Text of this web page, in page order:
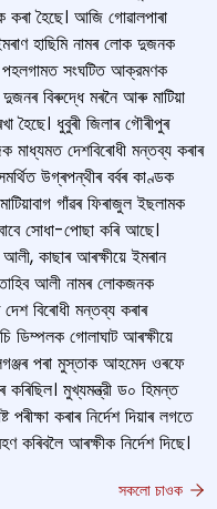
হৈছে। আজি গোৱালপাৰা
হাছিমি নামৰ লোক দুজনক
সংঘটিত আক্রমণক
দুজনৰ বিৰুদ্ধে মৰনৈ আৰু মাটিয়া
ধুবুৰী জিলাৰ গৌৰীপুৰ
মাধ্যমত দেশবিৰোধী মন্তব্য কৰাৰ
উগ্ৰপন্থীৰ বৰ্বৰ কাণ্ডক
গাঁৱৰ ফিৰাজুল ইছলামক
সোধা-পোছা কৰি আছে।
কাছাৰ আৰক্ষীয়ে ইমৰান
আলী নামৰ লোকজনক
বিৰোধী মন্তব্য কৰাৰ
ডিম্পলক গোলাঘাট আৰক্ষীয়ে
পৰা মুস্তাক আহমেদ ওৰফে
মুখ্যমন্ত্রী ড০ হিমন্ত
কৰাৰ নিৰ্দেশ দিয়াৰ লগতে
আৰক্ষীক নিৰ্দেশ দিছে।
সকলো চাওক